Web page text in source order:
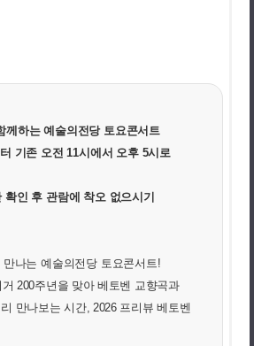
께하는 예술의전당 토요콘서트
기존 오전 11시에서 오후 5시로
확인 후 관람에 착오 없으시기
나는 예술의전당 토요콘서트!
200주년을 맞아 베토벤 교향곡과
만나보는 시간, 2026 프리뷰 베토벤